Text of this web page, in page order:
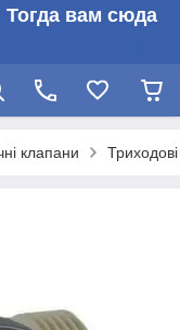
вам сюда
клапани